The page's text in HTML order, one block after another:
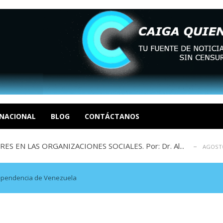
BLOG CONTÁCTANOS
costo del colapso eléctrico en... AGOSTO 7, 2026
Por Dayana Cristina Duzoglou L. AGOSTO 6, 2026
apagones y promesas incumplidas...
EN LAS ORGANIZACIONES SOCIALES. Por: Dr. Al...
en la política: distinc... AGOSTO 7, 2026
costo del colapso eléctrico en... AGOSTO 7, 2026
Por Dayana Cristina Duzoglou L.
apagones y promesas incumplidas... AGOSTO 6, 2026
de Venezuela